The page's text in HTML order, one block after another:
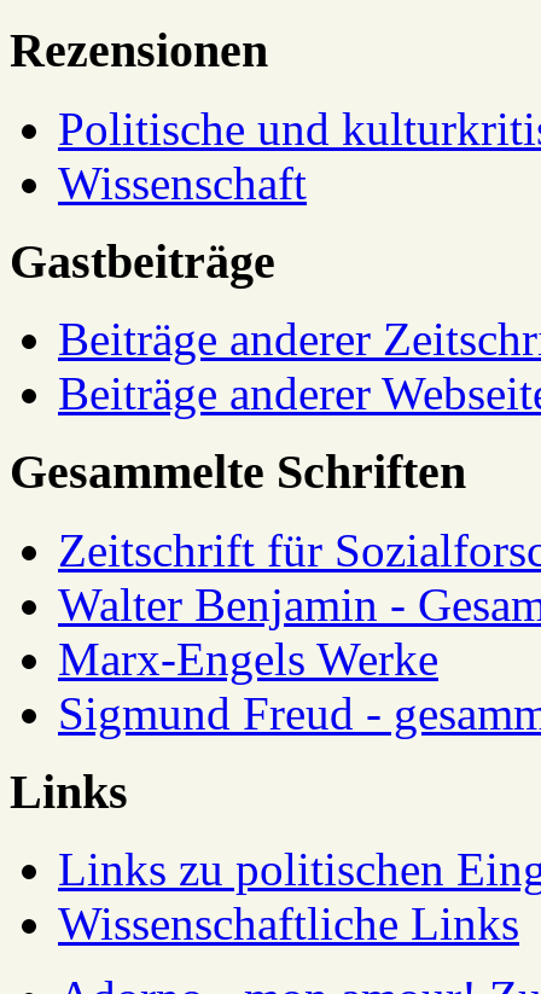
Rezensionen
Politische und
Wissenschaft
Gastbeiträge
Beiträge anderer
Beiträge anderer
Gesammelte Schriften
Zeitschrift für
Walter Benjamin -
Marx-Engels Werke
Sigmund Freud -
Links
Links zu politischen
Wissenschaftliche Links